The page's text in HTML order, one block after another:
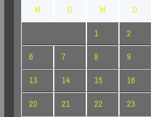
M
D M D
1
2
6
7 8 9
13
14 15 16
20
21 22 23